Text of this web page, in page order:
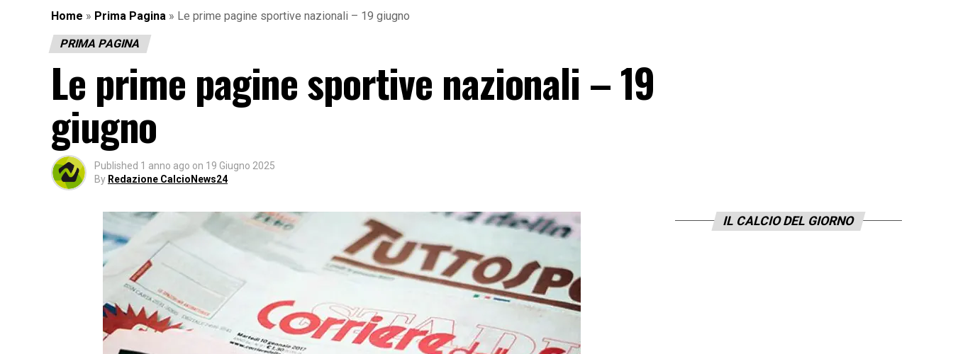
Home » Prima Pagina » Le prime pagine sportive nazionali – 19 giugno
PRIMA PAGINA
Le prime pagine sportive nazionali – 19
giugno
Published 1 anno ago on 19 Giugno 2025
By Redazione CalcioNews24
IL CALCIO DEL GIORNO